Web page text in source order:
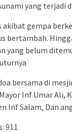
yang terjadi
akibat gempa
bertambah.
yang belum
bersama di
Inf Umar Ali,
Inf Salam, Dan
911